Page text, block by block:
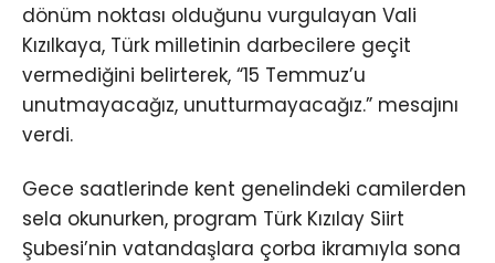
dönüm noktası olduğunu vurgulayan Vali
Kızılkaya, Türk milletinin darbecilere geçit
vermediğini belirterek, “15 Temmuz’u
unutmayacağız, unutturmayacağız.” mesajını
verdi.
Gece saatlerinde kent genelindeki camilerden
sela okunurken, program Türk Kızılay Siirt
Şubesi’nin vatandaşlara çorba ikramıyla sona